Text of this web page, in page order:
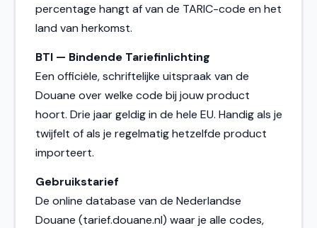
percentage hangt af van de TARIC-code en het
land van herkomst.
BTI — Bindende Tariefinlichting
Een officiële, schriftelijke uitspraak van de
Douane over welke code bij jouw product
hoort. Drie jaar geldig in de hele EU. Handig als je
twijfelt of als je regelmatig hetzelfde product
importeert.
Gebruikstarief
De online database van de Nederlandse
Douane (tarief.douane.nl) waar je alle codes,